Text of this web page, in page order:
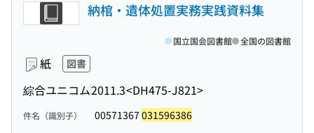
納棺・遺体処置実務実践資料集
紙 図書
綜合ユニコム2011.3<DH475-J821>
国立国会図書館 全国の図書館
件名（識別子） 00571367 031596386